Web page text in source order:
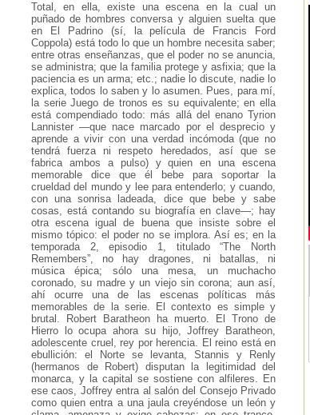
Total, en ella, existe una escena en la cual un
puñado de hombres conversa y alguien suelta que
en El Padrino (sí, la película de Francis Ford
Coppola) está todo lo que un hombre necesita saber;
entre otras enseñanzas, que el poder no se anuncia,
se administra; que la familia protege y asfixia; que la
paciencia es un arma; etc.; nadie lo discute, nadie lo
explica, todos lo saben y lo asumen. Pues, para mí,
la serie Juego de tronos es su equivalente; en ella
está compendiado todo: más allá del enano Tyrion
Lannister —que nace marcado por el desprecio y
aprende a vivir con una verdad incómoda (que no
tendrá fuerza ni respeto heredados, así que se
fabrica ambos a pulso) y quien en una escena
memorable dice que él bebe para soportar la
crueldad del mundo y lee para entenderlo; y cuando,
con una sonrisa ladeada, dice que bebe y sabe
cosas, está contando su biografía en clave—; hay
otra escena igual de buena que insiste sobre el
mismo tópico: el poder no se implora. Así es; en la
temporada 2, episodio 1, titulado “The North
Remembers”, no hay dragones, ni batallas, ni
música épica; sólo una mesa, un muchacho
coronado, su madre y un viejo sin corona; aun así,
ahí ocurre una de las escenas políticas más
memorables de la serie. El contexto es simple y
brutal. Robert Baratheon ha muerto. El Trono de
Hierro lo ocupa ahora su hijo, Joffrey Baratheon,
adolescente cruel, rey por herencia. El reino está en
ebullición: el Norte se levanta, Stannis y Renly
(hermanos de Robert) disputan la legitimidad del
monarca, y la capital se sostiene con alfileres. En
ese caos, Joffrey entra al salón del Consejo Privado
como quien entra a una jaula creyéndose un león y